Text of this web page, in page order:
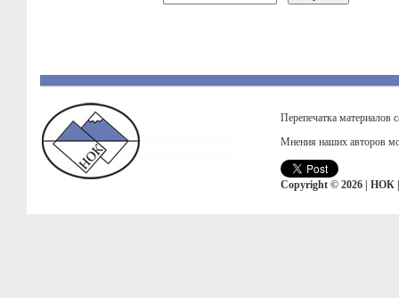
Перепечатка материалов
Мнения наших авторов
Copyright © 2026 | НОК